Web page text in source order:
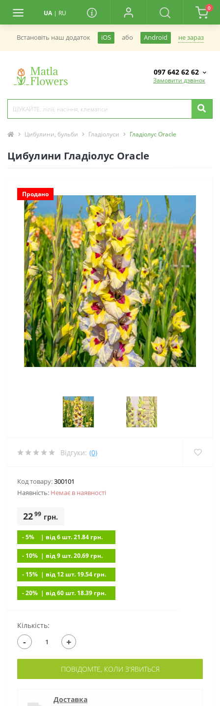
UA | RU
0
Встановiть наш додаток iOS або Android не зараз
097 642 62 62
Замовити дзвінок
Цибулини, бульби Гладіолуси Гладіолус Oracle
Цибулини Гладіолус Oracle
Продано
Відгуки: (0)
Код товару:300101
Наявність: Немає в наявностi
2299 грн.
- 5% | вiд 6 шт. 21.84 грн.
- 10% | вiд 9 шт. 20.69 грн.
- 15% | вiд 12 шт. 19.54 грн.
- 20% | вiд 60 шт. 18.39 грн.
Кількість:
- +
ПОВІДОМТЕ, КОЛИ З'ЯВИТЬСЯ
Доставка